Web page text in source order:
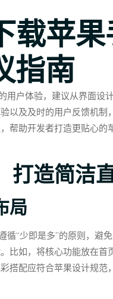
苹果
指南
用户体验，建议从界面设
以及及时的用户反馈机
帮助开发者打造更贴心
打造简洁
局
循“少即是多”的原则，避
比如，将核心功能放在
搭配应符合苹果设计规范